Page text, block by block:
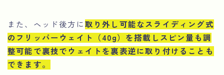
また、ヘッド後方に取り外し可能なスライディング式
のフリッパーウェイト（40g）を搭載しスピン量も調
整可能で裏技でウェイトを裏表逆に取り付けることも
できます。